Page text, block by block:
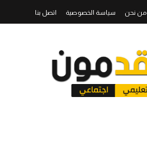
من نحن سياسة الخصوصية اتصل بنا